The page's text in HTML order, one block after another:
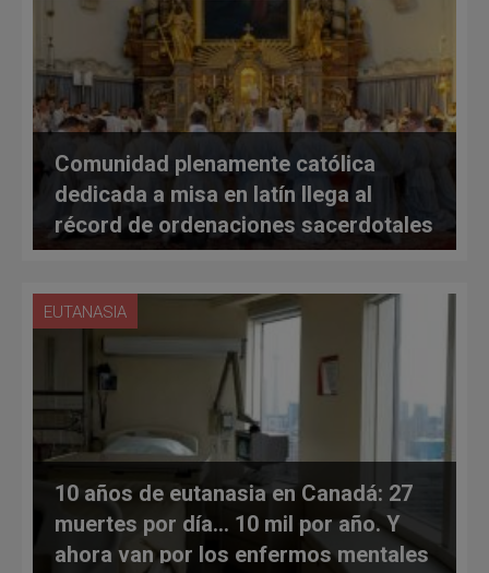
Comunidad plenamente católica
dedicada a misa en latín llega al
récord de ordenaciones sacerdotales
en 1 año: más que en toda Alemania
EUTANASIA
10 años de eutanasia en Canadá: 27
muertes por día… 10 mil por año. Y
ahora van por los enfermos mentales